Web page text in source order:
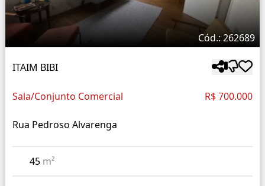
Cód.: 262689
ITAIM BIBI
Sala/Conjunto Comercial R$ 700.000
Rua Pedroso Alvarenga
45 m²